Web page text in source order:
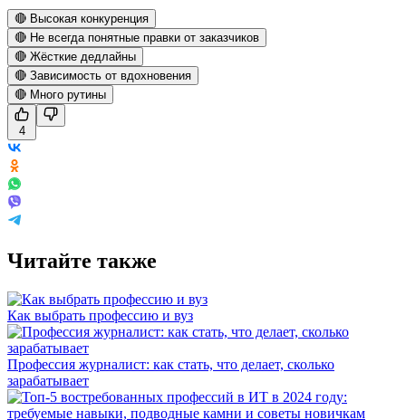
🔴 Высокая конкуренция
🔴 Не всегда понятные правки от заказчиков
🔴 Жёсткие дедлайны
🔴 Зависимость от вдохновения
🔴 Много рутины
4
Читайте также
Как выбрать профессию и вуз
Профессия журналист: как стать, что делает, сколько
зарабатывает